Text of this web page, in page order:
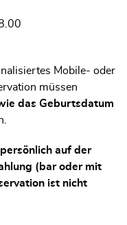
88.00
Mobile- oder
müssen
das Geburtsdatum
auf der
(bar oder mit
ist nicht